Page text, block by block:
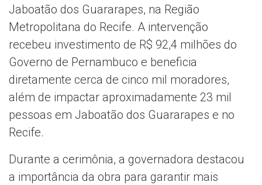
Jaboatão dos Guararapes, na Região
Metropolitana do Recife. A intervenção
recebeu investimento de R$ 92,4 milhões do
Governo de Pernambuco e beneficia
diretamente cerca de cinco mil moradores,
além de impactar aproximadamente 23 mil
pessoas em Jaboatão dos Guararapes e no
Recife.
Durante a cerimônia, a governadora destacou
a importância da obra para garantir mais